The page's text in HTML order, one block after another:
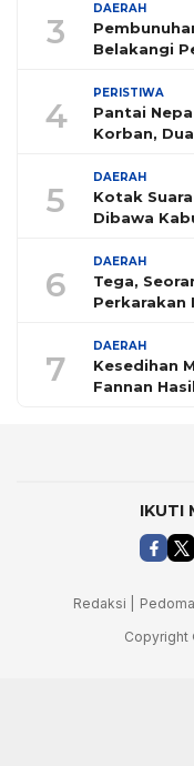
3
DAERAH
Belakangi
4
PERISTIWA
Pantai
Korban,
5
DAERAH
Kotak
Dibawa
6
DAERAH
Tega,
Perkarakan
7
DAERAH
Kesedihan
Fannan
IKUTI
Redaksi |
Copyright